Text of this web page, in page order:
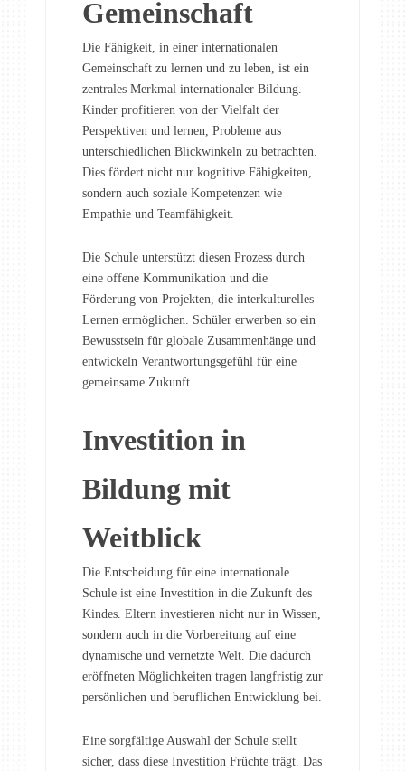
Gemeinschaft
Die Fähigkeit, in einer internationalen
Gemeinschaft zu lernen und zu leben, ist ein
zentrales Merkmal internationaler Bildung.
Kinder profitieren von der Vielfalt der
Perspektiven und lernen, Probleme aus
unterschiedlichen Blickwinkeln zu betrachten.
Dies fördert nicht nur kognitive Fähigkeiten,
sondern auch soziale Kompetenzen wie
Empathie und Teamfähigkeit.
Die Schule unterstützt diesen Prozess durch
eine offene Kommunikation und die
Förderung von Projekten, die interkulturelles
Lernen ermöglichen. Schüler erwerben so ein
Bewusstsein für globale Zusammenhänge und
entwickeln Verantwortungsgefühl für eine
gemeinsame Zukunft.
Investition in
Bildung mit
Weitblick
Die Entscheidung für eine internationale
Schule ist eine Investition in die Zukunft des
Kindes. Eltern investieren nicht nur in Wissen,
sondern auch in die Vorbereitung auf eine
dynamische und vernetzte Welt. Die dadurch
eröffneten Möglichkeiten tragen langfristig zur
persönlichen und beruflichen Entwicklung bei.
Eine sorgfältige Auswahl der Schule stellt
sicher, dass diese Investition Früchte trägt. Das